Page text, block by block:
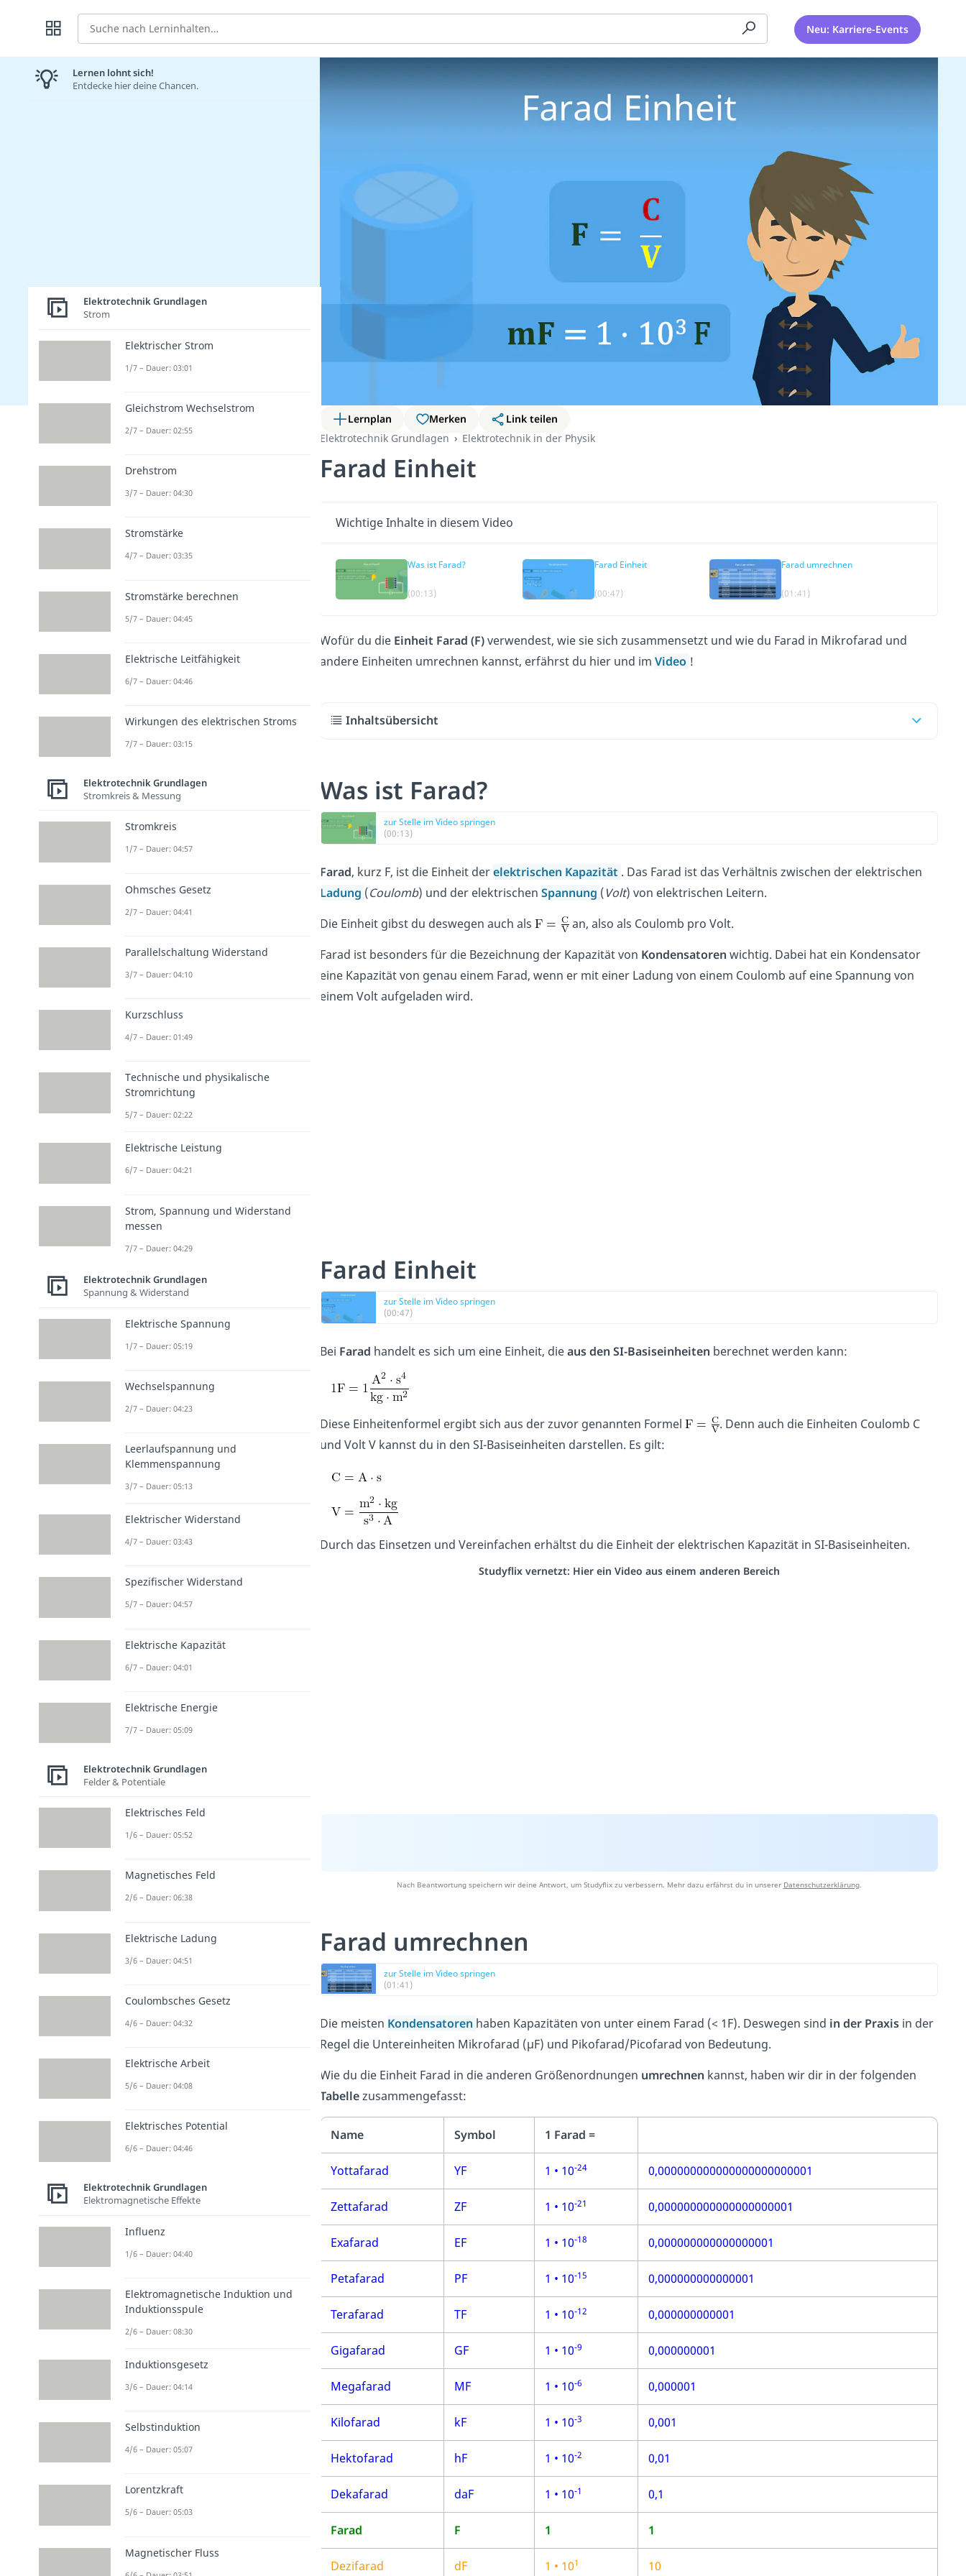
Suche Neu: Karriere-Events
Lernplan Merken
Link teilen
Elektrotechnik Grundlagen
Elektrotechnik in der Physik
Farad Einheit
Wichtige Inhalte in diesem Video
Was ist Farad?
(00:13)
Farad Einheit
(00:47)
Farad umrechnen
(01:41)
Wofür du die Einheit Farad (F)verwendest, wie sie sich zusammensetzt und wie du Farad in Mikrofarad und
andere Einheiten umrechnen kannst, erfährst du hier und im Video !
Inhaltsübersicht
Was ist Farad?
zur Stelle im Video springen
(00:13)
Farad, kurz F, ist die Einheit derelektrischen Kapazität . Das Farad ist das Verhältnis zwischen der elektrischen
Ladung (Coulomb) und der elektrischen Spannung (Volt) von elektrischen Leitern.
Die Einheit gibst du deswegen auch als
an, also als Coulomb pro Volt.
Farad ist besonders für die Bezeichnung der Kapazität von Kondensatoren wichtig. Dabei hat ein Kondensator
eine Kapazität von genau einem Farad, wenn er mit einer Ladung von einem Coulomb auf eine Spannung von
einem Volt aufgeladen wird.
Farad Einheit
zur Stelle im Video springen
(00:47)
Bei Farad handelt es sich um eine Einheit, dieaus den SI-Basiseinheiten berechnet werden kann:
Diese Einheitenformel ergibt sich aus der zuvor genannten Formel
. Denn auch die Einheiten Coulomb C
und Volt V kannst du in den SI-Basiseinheiten darstellen. Es gilt:
Durch das Einsetzen und Vereinfachen erhältst du die Einheit der elektrischen Kapazität in SI-Basiseinheiten.
Studyflix vernetzt: Hier ein Video aus einem anderen Bereich
Nach Beantwortung speichern wir deine Antwort, um Studyflix zu verbessern. Mehr dazu erfährst du in unserer Datenschutzerklärung.
Farad umrechnen
zur Stelle im Video springen
(01:41)
Die meisten Kondensatoren haben Kapazitäten von unter einem Farad (< 1F). Deswegen sind in der Praxis in der
Regel die Untereinheiten Mikrofarad (µF) und Pikofarad/Picofarad von Bedeutung.
Wie du die Einheit Farad in die anderen Größenordnungen umrechnen kannst, haben wir dir in der folgenden
Tabellezusammengefasst:
Name Symbol 1 Farad =
Yottafarad YF 1 • 10-24 0,000000000000000000000001
Zettafarad ZF 1 • 10-21 0,000000000000000000001
Exafarad EF 1 • 10-18 0,000000000000000001
Petafarad PF 1 • 10-15 0,000000000000001
Terafarad TF 1 • 10-12 0,000000000001
Gigafarad GF 1 • 10-9 0,000000001
Megafarad MF 1 • 10-6 0,000001
Kilofarad kF 1 • 10-3 0,001
Hektofarad hF 1 • 10-2 0,01
Dekafarad daF 1 • 10-1 0,1
Farad F 1 1
Dezifarad dF 1 • 101 10
Lernen lohnt sich!
Entdecke hier deine Chancen.
Elektrotechnik Grundlagen
Strom
Elektrischer Strom
1/7 – Dauer: 03:01
Gleichstrom Wechselstrom
2/7 – Dauer: 02:55
Drehstrom
3/7 – Dauer: 04:30
Stromstärke
4/7 – Dauer: 03:35
Stromstärke berechnen
5/7 – Dauer: 04:45
Elektrische Leitfähigkeit
6/7 – Dauer: 04:46
Wirkungen des elektrischen Stroms
7/7 – Dauer: 03:15
Elektrotechnik Grundlagen
Stromkreis & Messung
Stromkreis
1/7 – Dauer: 04:57
Ohmsches Gesetz
2/7 – Dauer: 04:41
Parallelschaltung Widerstand
3/7 – Dauer: 04:10
Kurzschluss
4/7 – Dauer: 01:49
Technische und physikalische
Stromrichtung
5/7 – Dauer: 02:22
Elektrische Leistung
6/7 – Dauer: 04:21
Strom, Spannung und Widerstand
messen
7/7 – Dauer: 04:29
Elektrotechnik Grundlagen
Spannung & Widerstand
Elektrische Spannung
1/7 – Dauer: 05:19
Wechselspannung
2/7 – Dauer: 04:23
Leerlaufspannung und
Klemmenspannung
3/7 – Dauer: 05:13
Elektrischer Widerstand
4/7 – Dauer: 03:43
Spezifischer Widerstand
5/7 – Dauer: 04:57
Elektrische Kapazität
6/7 – Dauer: 04:01
Elektrische Energie
7/7 – Dauer: 05:09
Elektrotechnik Grundlagen
Felder & Potentiale
Elektrisches Feld
1/6 – Dauer: 05:52
Magnetisches Feld
2/6 – Dauer: 06:38
Elektrische Ladung
3/6 – Dauer: 04:51
Coulombsches Gesetz
4/6 – Dauer: 04:32
Elektrische Arbeit
5/6 – Dauer: 04:08
Elektrisches Potential
6/6 – Dauer: 04:46
Elektrotechnik Grundlagen
Elektromagnetische Effekte
Influenz
1/6 – Dauer: 04:40
Elektromagnetische Induktion und
Induktionsspule
2/6 – Dauer: 08:30
Induktionsgesetz
3/6 – Dauer: 04:14
Selbstinduktion
4/6 – Dauer: 05:07
Lorentzkraft
5/6 – Dauer: 05:03
Magnetischer Fluss